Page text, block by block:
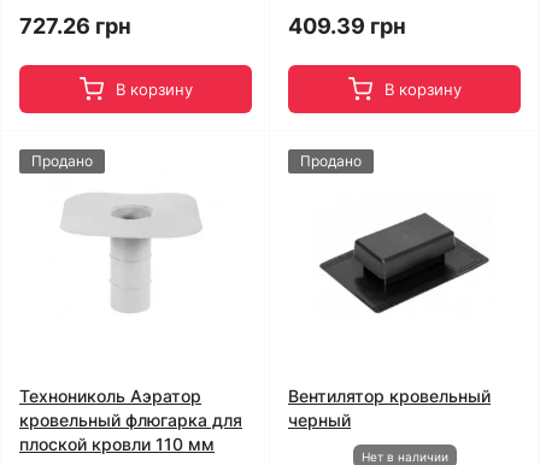
727.26 грн
В корзину
409.39 грн
В корзину
Продано
Технониколь Аэратор
кровельный флюгарка для
плоской кровли 110 мм
Продано
Вентилятор кровельный
черный
Нет в наличии